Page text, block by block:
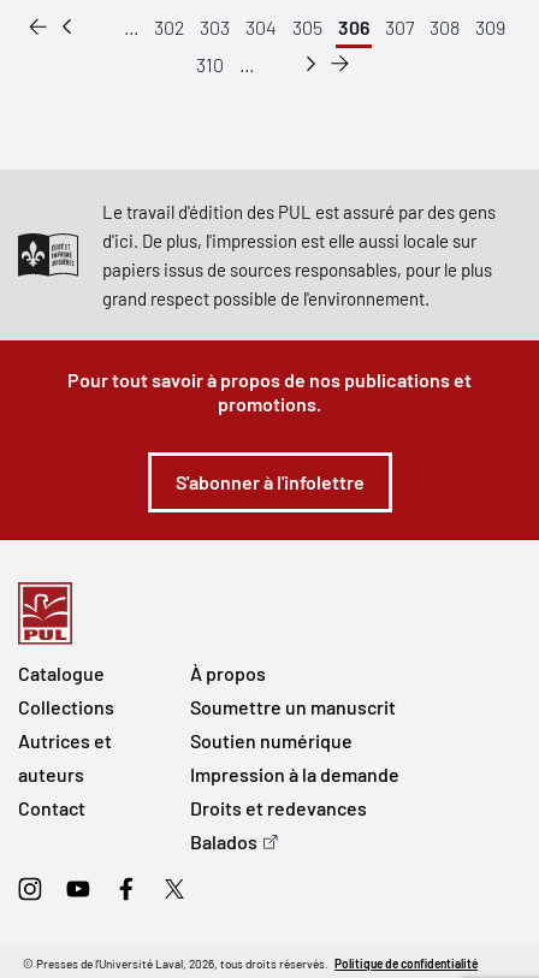
... 302 303 304 305 306 307 308
309
310
...
Le travail d'édition des PUL est assuré par des gens
d'ici. De plus, l'impression est elle aussi locale sur
papiers issus de sources responsables, pour le plus
grand respect possible de l'environnement.
Pour tout savoir à propos de nos publications et
promotions.
S'abonner à l'infolettre
Catalogue
Collections
Autrices et
auteurs
Contact
À propos
Soumettre un manuscrit
Soutien numérique
Impression à la demande
Droits et redevances
Balados
InstagramYoutubeFacebookTwitter
© Presses de l'Université Laval, 2026, tous droits réservés. Politique de confidentialité